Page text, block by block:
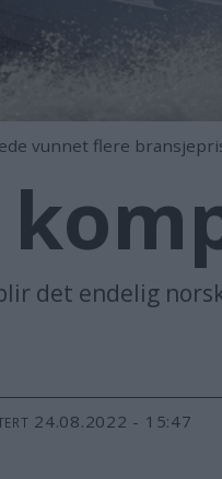
vunnet flere
det endelig
24.08.2022 - 15:47